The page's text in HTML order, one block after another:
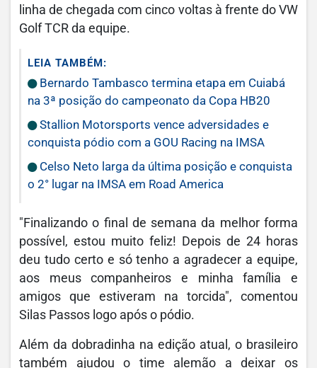
linha de chegada com cinco voltas à frente do VW
Golf TCR da equipe.
LEIA TAMBÉM:
Bernardo Tambasco termina etapa em Cuiabá
na 3ª posição do campeonato da Copa HB20
Stallion Motorsports vence adversidades e
conquista pódio com a GOU Racing na IMSA
Celso Neto larga da última posição e conquista
o 2° lugar na IMSA em Road America
"Finalizando o final de semana da melhor forma
possível, estou muito feliz! Depois de 24 horas
deu tudo certo e só tenho a agradecer a equipe,
aos meus companheiros e minha família e
amigos que estiveram na torcida", comentou
Silas Passos logo após o pódio.
Além da dobradinha na edição atual, o brasileiro
também ajudou o time alemão a deixar os